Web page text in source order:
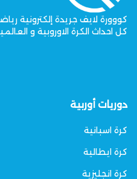
كووورة لايف جريدة إلكترونية
كل احداث الكرة الاوروبية و
دوريات أوربية
كرة اسبانية
كرة ايطالية
كرة انجليزية